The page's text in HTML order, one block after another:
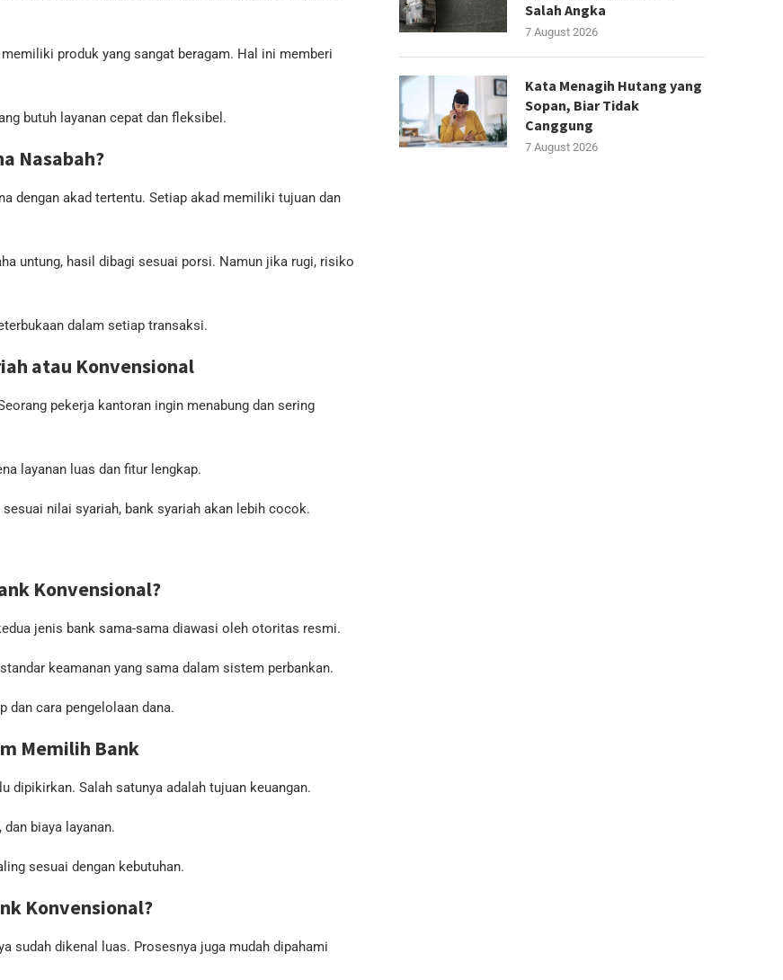
produk yang sangat beragam. Hal ini memberi
butuh layanan cepat dan fleksibel.
Nasabah?
dengan akad tertentu. Setiap akad memiliki tujuan dan
untung, hasil dibagi sesuai porsi. Namun jika rugi, risiko
dalam setiap transaksi.
atau Konvensional
pekerja kantoran ingin menabung dan sering
layanan luas dan fitur lengkap.
nilai syariah, bank syariah akan lebih cocok.
Konvensional?
jenis bank sama-sama diawasi oleh otoritas resmi.
keamanan yang sama dalam sistem perbankan.
dan cara pengelolaan dana.
Memilih Bank
dipikirkan. Salah satunya adalah tujuan keuangan.
biaya layanan.
sesuai dengan kebutuhan.
Konvensional?
sudah dikenal luas. Prosesnya juga mudah dipahami
Salah Angka
7 August 2026
Kata Menagih Hutang yang
Sopan, Biar Tidak
Canggung
7 August 2026